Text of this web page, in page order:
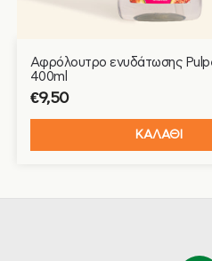
Αφρόλουτρο ενυδάτωσης
400ml
€9,50
ΚΑΛΑΘΙ